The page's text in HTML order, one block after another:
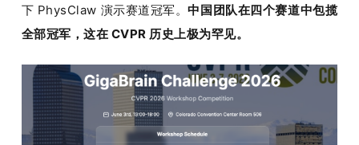
下 PhysClaw 演示赛道冠军。中国团队在四个赛道中包揽
全部冠军，这在 CVPR 历史上极为罕见。